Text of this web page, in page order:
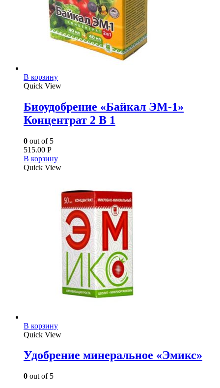
В корзину
Quick View
Биоудобрение «Байкал ЭМ-1»
Концентрат 2 В 1
0 out of 5
515.00 Р
В корзину
Quick View
В корзину
Quick View
Удобрение минеральное «Эмикс»
0 out of 5